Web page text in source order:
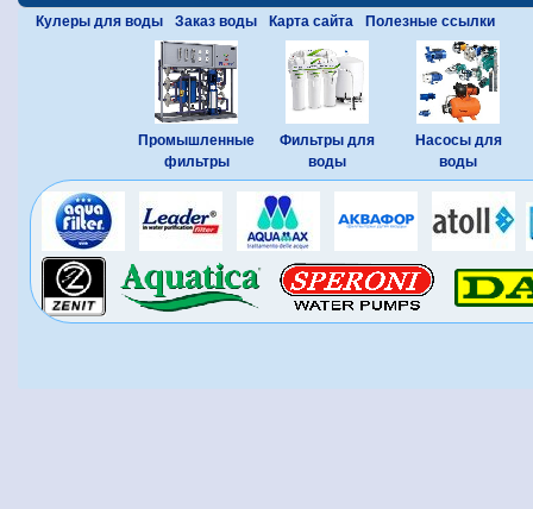
Кулеры для воды
Заказ воды Карта сайта Полезные ссылки
Промышленные
фильтры
Фильтры для
воды
Насосы для
воды